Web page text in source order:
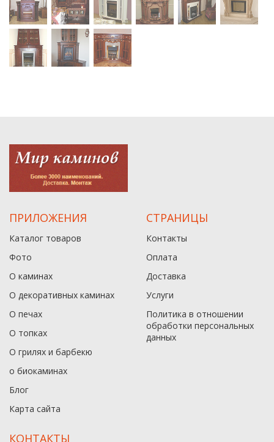
ПРИЛОЖЕНИЯ
Каталог товаров
Фото
О каминах
О декоративных каминах
О печах
О топках
О грилях и барбекю
о биокаминах
Блог
Карта сайта
СТРАНИЦЫ
Контакты
Оплата
Доставка
Услуги
Политика в отношении
обработки персональных
данныx
КОНТАКТЫ